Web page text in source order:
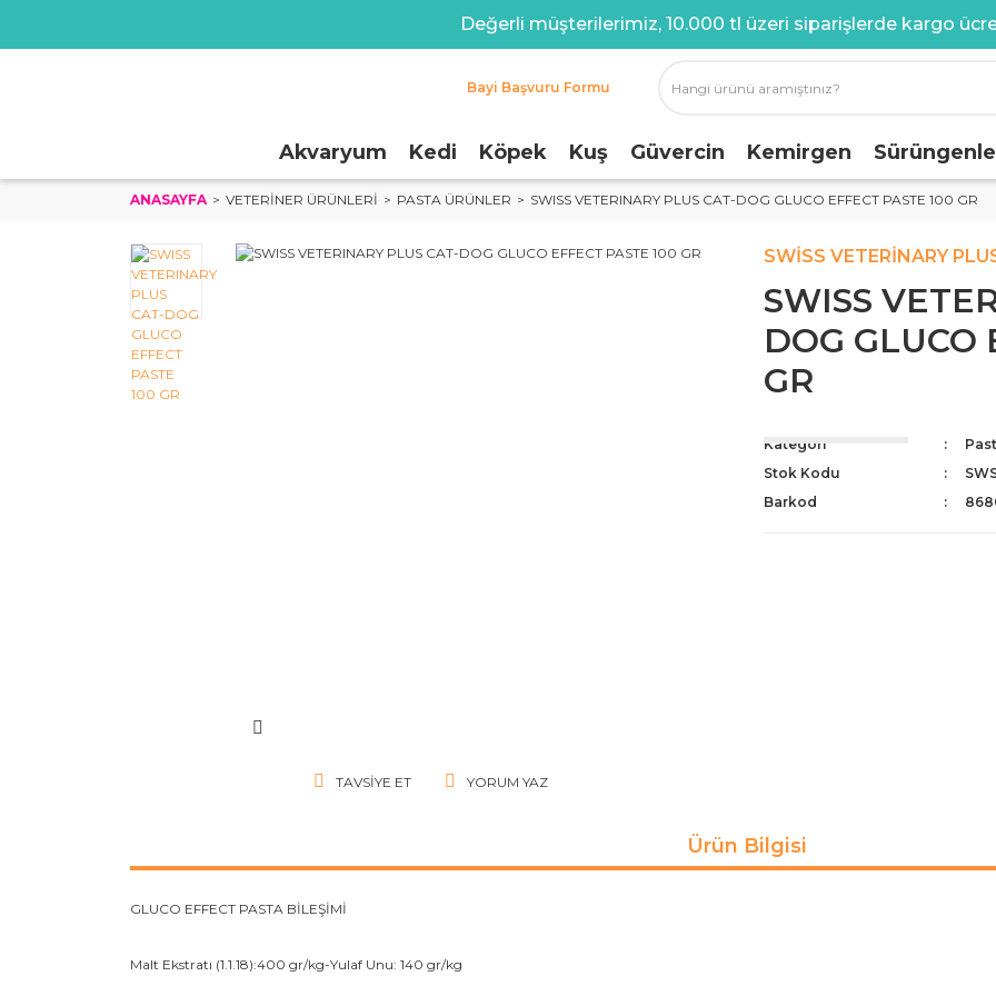
Değerli müşterilerimiz, 10.000 tl üzeri siparişlerde kargo
Bayi Başvuru Formu
Akvaryum Kedi Köpek Kuş Güvercin Kemirgen
ANASAYFA VETERINER ÜRÜNLERI PASTA ÜRÜNLER SWISS VETERINARY PLUS CAT-DOG GLUCO EFFECT PASTE 100 GR
TAVSIYE ET YORUM YAZ
SWISS VETERINARY
SWISS
DOG GLUCO
GR
Kategori
Stok Kodu
Barkod
Ürün Bilgisi
GLUCO EFFECT PASTA BİLEŞİMİ
Malt Ekstratı (1.1.18):400 gr/kg-Yulaf Unu: 140 gr/kg